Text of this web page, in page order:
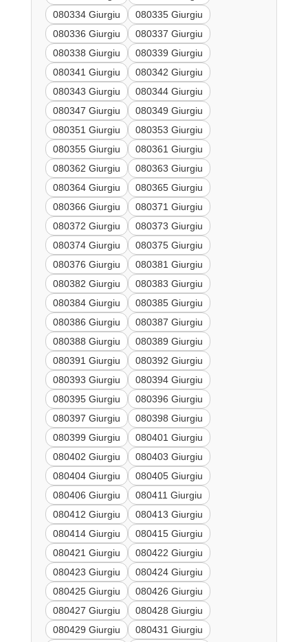
080334 Giurgiu
080335 Giurgiu
080336 Giurgiu
080337 Giurgiu
080338 Giurgiu
080339 Giurgiu
080341 Giurgiu
080342 Giurgiu
080343 Giurgiu
080344 Giurgiu
080347 Giurgiu
080349 Giurgiu
080351 Giurgiu
080353 Giurgiu
080355 Giurgiu
080361 Giurgiu
080362 Giurgiu
080363 Giurgiu
080364 Giurgiu
080365 Giurgiu
080366 Giurgiu
080371 Giurgiu
080372 Giurgiu
080373 Giurgiu
080374 Giurgiu
080375 Giurgiu
080376 Giurgiu
080381 Giurgiu
080382 Giurgiu
080383 Giurgiu
080384 Giurgiu
080385 Giurgiu
080386 Giurgiu
080387 Giurgiu
080388 Giurgiu
080389 Giurgiu
080391 Giurgiu
080392 Giurgiu
080393 Giurgiu
080394 Giurgiu
080395 Giurgiu
080396 Giurgiu
080397 Giurgiu
080398 Giurgiu
080399 Giurgiu
080401 Giurgiu
080402 Giurgiu
080403 Giurgiu
080404 Giurgiu
080405 Giurgiu
080406 Giurgiu
080411 Giurgiu
080412 Giurgiu
080413 Giurgiu
080414 Giurgiu
080415 Giurgiu
080421 Giurgiu
080422 Giurgiu
080423 Giurgiu
080424 Giurgiu
080425 Giurgiu
080426 Giurgiu
080427 Giurgiu
080428 Giurgiu
080429 Giurgiu
080431 Giurgiu